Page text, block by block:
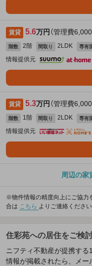
賃貸 5.6万円 （管理費6,000
階数 2階 間取り 2LDK 専有
情報提供元
賃貸 5.3万円 （管理費6,000
階数 1階 間取り 2LDK 専有
情報提供元
周辺の家
※物件情報の精度向上にご協力
合は こちら よりご連絡ください
住彩苑への居住をご検
ニフティ不動産が提携す
情報が掲載されたら、メー